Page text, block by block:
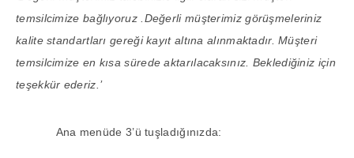
temsilcimize bağlıyoruz .Değerli müşterimiz görüşmeleriniz
kalite standartları gereği kayıt altına alınmaktadır. Müşteri
temsilcimize en kısa sürede aktarılacaksınız. Beklediğiniz için
teşekkür ederiz.’
Ana menüde 3’ü tuşladığınızda: